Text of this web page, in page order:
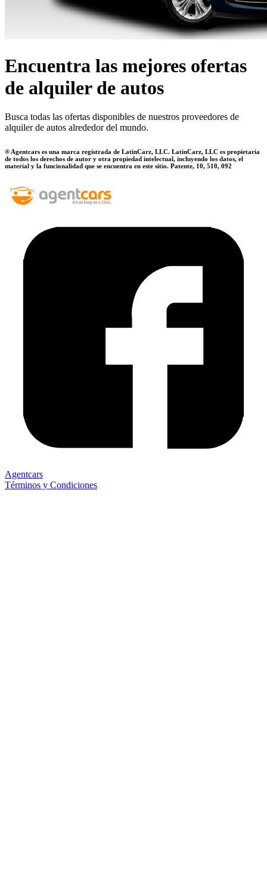
Encuentra las mejores ofertas
de alquiler de autos
Busca todas las ofertas disponibles de nuestros proveedores de
alquiler de autos alrededor del mundo.
® Agentcars es una marca registrada de LatinCarz, LLC. LatinCarz, LLC es propietaria
de todos los derechos de autor y otra propiedad intelectual, incluyendo los datos, el
material y la funcionalidad que se encuentra en este sitio. Patente, 10, 510, 092
Agentcars
Términos y Condiciones